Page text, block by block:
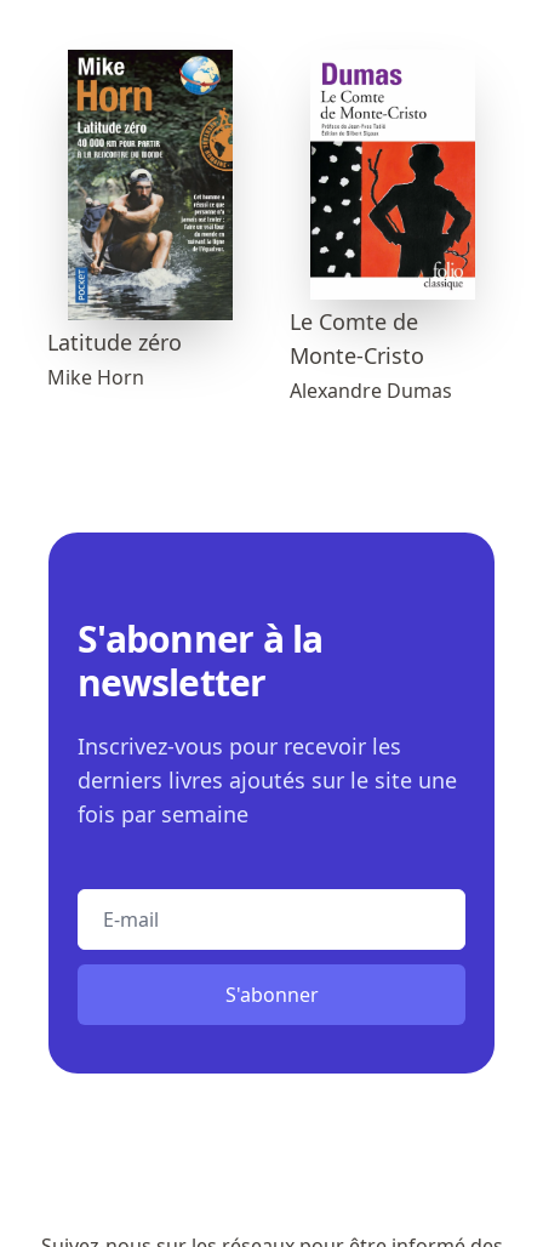
Latitude zéro
Mike Horn
Le Comte de
Monte-Cristo
Alexandre Dumas
S'abonner à la
newsletter
Inscrivez-vous pour recevoir les
derniers livres ajoutés sur le site une
fois par semaine
E-mail
S'abonner